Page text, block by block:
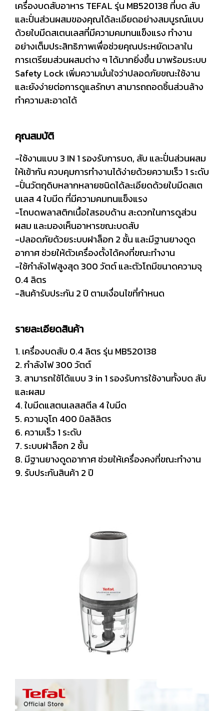
เครื่องบดสับอาหาร TEFAL รุ่น MB520138 ที่บด สับ
และปั่นส่วนผสมของคุณได้ละเอียดอย่างสมบูรณ์แบบ
ด้วยใบมีดสเตนเลสที่มีความคมทนแข็งแรง ทำงาน
อย่างเต็มประสิทธิภาพเพื่อช่วยคุณประหยัดเวลาใน
การเตรียมส่วนผสมต่าง ๆ ได้มากยิ่งขึ้น มาพร้อมระบบ
Safety Lock เพิ่มความมั่นใจว่าปลอดภัยขณะใช้งาน
และยังง่ายต่อการดูแลรักษา สามารถถอดชิ้นส่วนล้าง
ทำความสะอาดได้
คุณสมบัติ
-ใช้งานแบบ 3 IN 1 รองรับการบด, สับ และปั่นส่วนผสม
ให้เข้ากัน ควบคุมการทำงานได้ง่ายด้วยความเร็ว 1 ระดับ
-ปั่นวัตถุดิบหลากหลายชนิดได้ละเอียดด้วยใบมีดสเต
นเลส 4 ใบมีด ที่มีความคมทนแข็งแรง
-โถบดพลาสติกเนื้อใสรอบด้าน สะดวกในการดูส่วน
ผสม และมองเห็นอาหารขณะบดสับ
-ปลอดภัยด้วยระบบฝาล็อก 2 ชั้น และมีฐานยางดูด
อากาศ ช่วยให้ตัวเครื่องตั้งได้คงที่ขณะทำงาน
-ใช้กำลังไฟสูงสุด 300 วัตต์ และตัวโถมีขนาดความจุ
0.4 ลิตร
-สินค้ารับประกัน 2 ปี ตามเงื่อนไขที่กำหนด
รายละเอียดสินค้า
1. เครื่องบดสับ 0.4 ลิตร รุ่น MB520138
2. กำลังไฟ 300 วัตต์
3. สามารถใช้ได้แบบ 3 in 1 รองรับการใช้งานทั้งบด สับ
และผสม
4. ใบมีดแสตนเลสสตีล 4 ใบมีด
5. ความจุโถ 400 มิลลิลิตร
6. ความเร็ว 1 ระดับ
7. ระบบฝาล็อก 2 ชั้น
8. มีฐานยางดูดอากาศ ช่วยให้เครื่องคงที่ขณะทำงาน
9. รับประกันสินค้า 2 ปี